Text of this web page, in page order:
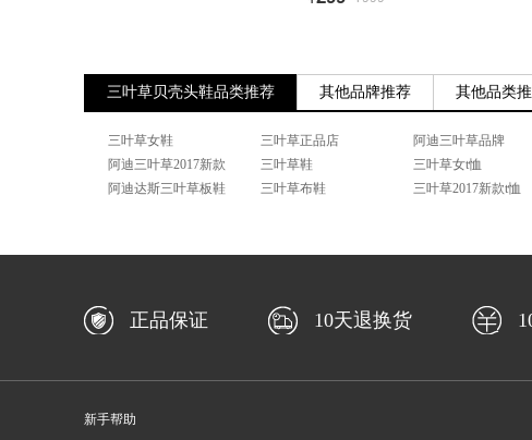
三叶草贝壳头鞋品类推荐 其他品牌推荐 其他品类
三叶草女鞋 三叶草正品店 阿迪三叶草品牌
阿迪三叶草2017新款
三叶草鞋 三叶草女t恤
阿迪达斯三叶草板鞋
三叶草布鞋 三叶草2017新款t恤
正品保证 10天退换货
新手帮助